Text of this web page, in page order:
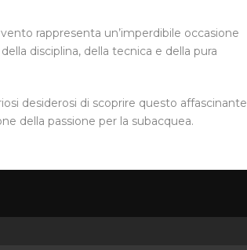
rappresenta un’imperdibile occasione
disciplina, della tecnica e della pura
desiderosi di scoprire questo affascinante
della passione per la subacquea.